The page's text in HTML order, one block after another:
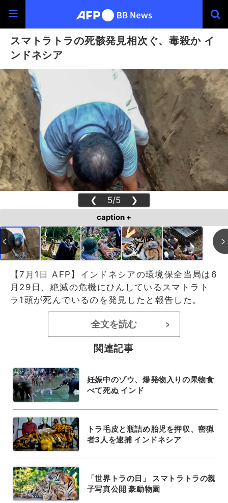
スマトラトラの死骸発見相次ぐ、毒殺か イ
ンドネシア
❮ 5/5 ❯
caption +
【7月1日 AFP】インドネシアの環境保全当局は6
月29日、絶滅の危機にひんしているスマトラト
ラ1頭が死んでいるのを発見したと報告した。
全文を読む >
関連記事
妊娠中のゾウ、爆発物入りの果物食
べて死ぬ インド
トラ毛皮と瓶詰め胎児を押収、密猟
者3人を逮捕 インドネシア
「世界トラの日」 スマトラトラの親
子写真公開 豪動物園